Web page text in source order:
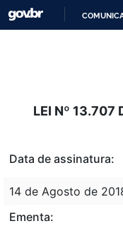
LEI Nº 13.707
Data de assinatura:
14 de Agosto de
Ementa: